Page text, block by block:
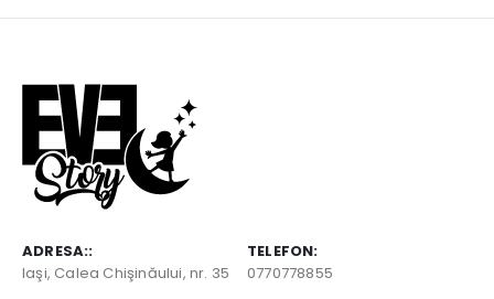
ADRESA::
Iaşi, Calea Chişinăului, nr. 35
TELEFON:
0770778855